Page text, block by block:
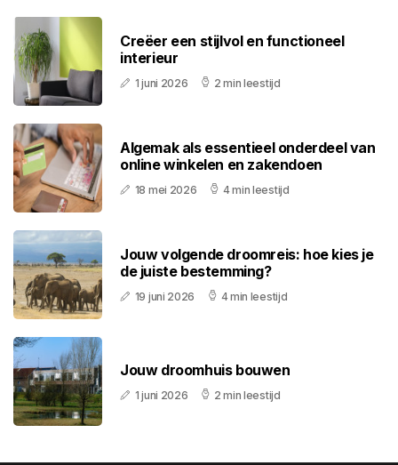
Creëer een stijlvol en functioneel
interieur
1 juni 2026 2 min leestijd
Algemak als essentieel onderdeel van
online winkelen en zakendoen
18 mei 2026 4 min leestijd
Jouw volgende droomreis: hoe kies je
de juiste bestemming?
19 juni 2026 4 min leestijd
Jouw droomhuis bouwen
1 juni 2026 2 min leestijd